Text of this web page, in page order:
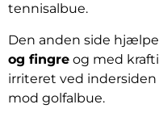
tennisalbue.
Den anden side
og fingre og med
irriteret ved
mod golfalbue.